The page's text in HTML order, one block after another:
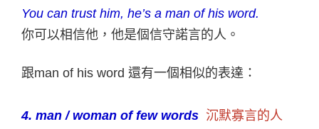
You can trust him, he’s a man of his word.
你可以相信他，他是個信守諾言的人。
跟man of his word 還有一個相似的表達：
4. man / woman of few words 沉默寡言的人